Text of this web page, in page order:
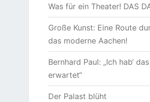
Was für ein Theater! DAS
Große Kunst: Eine Route
das moderne Aachen!
Bernhard Paul: „Ich hab‘
erwartet“
Der Palast blüht